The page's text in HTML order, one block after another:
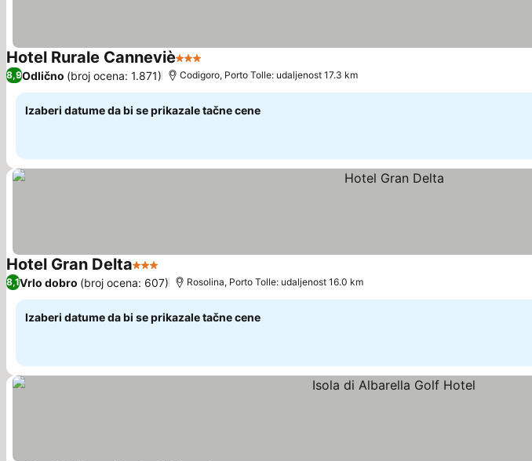
Hotel Rurale Canneviè3 Zvezdice
8,9Odlično (broj ocena: 1.871) Codigoro, Porto Tolle: udaljenost 17.3 km
Izaberi datume da bi se prikazale tačne cene
Hotel Gran Delta3 ZvezdicePogledaj cene
8,1Vrlo dobro (broj ocena: 607) Rosolina, Porto Tolle: udaljenost 16.0 km
Izaberi datume da bi se prikazale tačne cene